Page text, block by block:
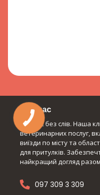
Про нас
Розуміє без слів. Наша
ветеринарних послуг,
виїзди по місту та
для притулків.
найкращий догляд
097 309 3 309